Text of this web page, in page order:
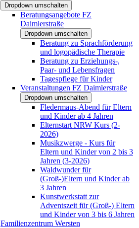
Dropdown umschalten
Beratungsangebote FZ
Daimlerstraße
Dropdown umschalten
Beratung zu Sprachförderung
und logopädische Therapie
Beratung zu Erziehungs-,
Paar- und Lebensfragen
Tagespflege für Kinder
Veranstaltungen FZ Daimlerstraße
Dropdown umschalten
Fledermaus-Abend für Eltern
und Kinder ab 4 Jahren
Elternstart NRW Kurs (2-
2026)
Musikzwerge - Kurs für
Eltern und Kinder von 2 bis 3
Jahren (3-2026)
Waldwunder für
(Groß-)Eltern und Kinder ab
3 Jahren
Kunstwerkstatt zur
Adventszeit für (Groß-) Eltern
und Kinder von 3 bis 6 Jahren
Familienzentrum Wersten